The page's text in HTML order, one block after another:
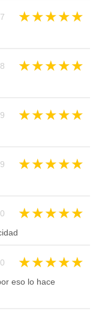
★★★★★
★★★★★
★★★★★
★★★★★
★★★★★
★★★★★
eso lo hace